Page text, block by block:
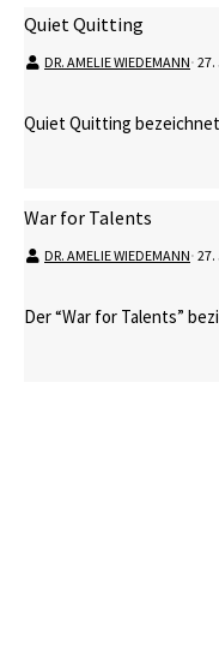
Quiet Quitting
DR. AMELIE WIEDEMANN⋅ 27.
Quiet Quitting
War for Talents
DR. AMELIE WIEDEMANN⋅ 27.
Der “War for Talents”